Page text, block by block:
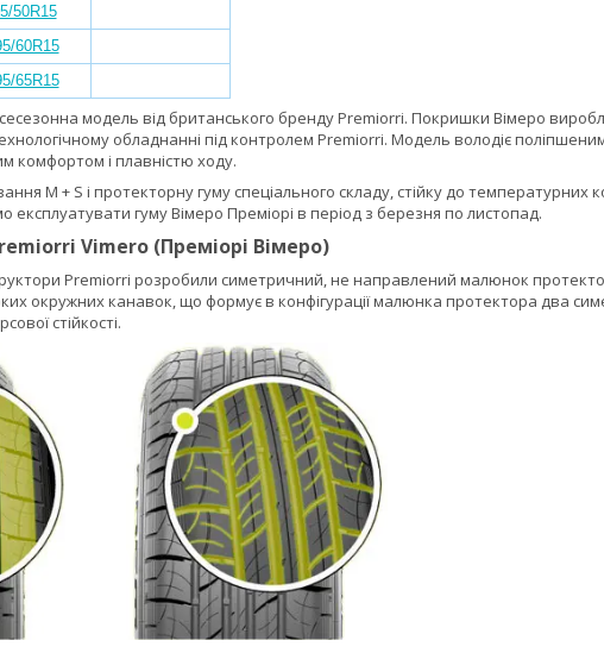
50R15
60R15
65R15
модель від британського бренду Premiorri. Покришки Вімеро
обладнанні під контролем Premiorri. Модель володіє
комфортом і плавністю ходу.
M + S і протекторну гуму спеціального складу, стійку до температурних
експлуатувати гуму Вімеро Преміорі в період з березня по листопад.
Vimero (Преміорі Вімеро)
Premiorri розробили симетричний, не направлений малюнок
окружних канавок, що формує в конфігурації малюнка протектора два
стійкості.